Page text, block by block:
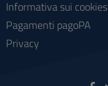
Informativa sui cookies
Pagamenti pagoPA
Privacy